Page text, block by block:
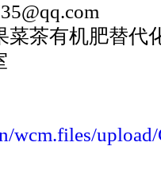
菜茶有机肥替
wcm.files/